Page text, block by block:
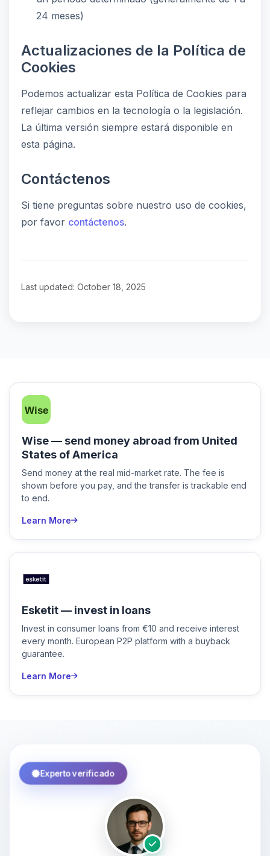
24 meses)
Actualizaciones de la Política de
Cookies
Podemos actualizar esta Política de Cookies para
reflejar cambios en la tecnología o la legislación.
La última versión siempre estará disponible en
esta página.
Contáctenos
Si tiene preguntas sobre nuestro uso de cookies,
por favor contáctenos.
Last updated: October 18, 2025
Wise — send money abroad from United
States of America
Send money at the real mid-market rate. The fee is
shown before you pay, and the transfer is trackable end
to end.
Learn More
Esketit — invest in loans
Invest in consumer loans from €10 and receive interest
every month. European P2P platform with a buyback
guarantee.
Learn More
Experto verificado